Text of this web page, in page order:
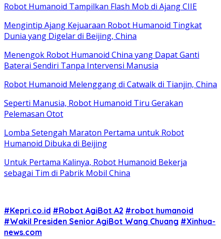
Robot Humanoid Tampilkan Flash Mob di Ajang CIIE
Mengintip Ajang Kejuaraan Robot Humanoid Tingkat
Dunia yang Digelar di Beijing, China
Menengok Robot Humanoid China yang Dapat Ganti
Baterai Sendiri Tanpa Intervensi Manusia
Robot Humanoid Melenggang di Catwalk di Tianjin, China
Seperti Manusia, Robot Humanoid Tiru Gerakan
Pelemasan Otot
Lomba Setengah Maraton Pertama untuk Robot
Humanoid Dibuka di Beijing
Untuk Pertama Kalinya, Robot Humanoid Bekerja
sebagai Tim di Pabrik Mobil China
#Kepri.co.id #Robot AgiBot A2 #robot humanoid
#Wakil Presiden Senior AgiBot Wang Chuang #Xinhua-
news.com